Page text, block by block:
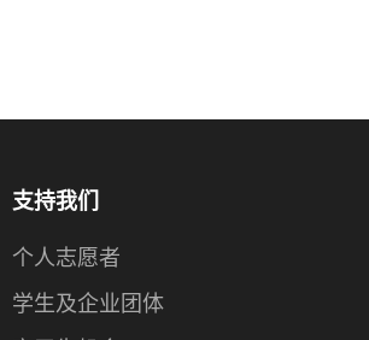
支持我们
个人志愿者
学生及企业团体